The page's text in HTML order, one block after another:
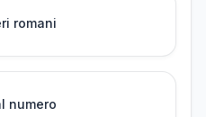
romani
numero